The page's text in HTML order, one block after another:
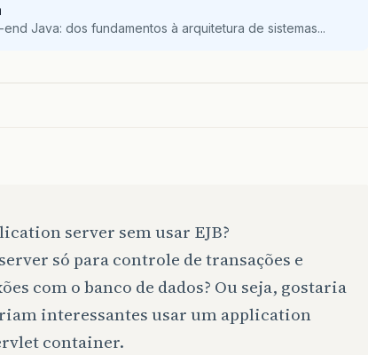
Java: dos fundamentos à arquitetura de sistemas...
server sem usar EJB?
só para controle de transações e
com o banco de dados? Ou seja, gostaria
interessantes usar um application
container.